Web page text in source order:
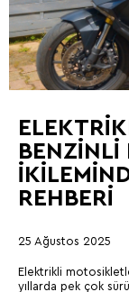
REHBERI
25 Ağustos 2025
Elektrikli
yıllarda pek çok